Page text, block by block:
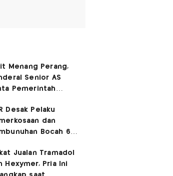
Menang Perang,
Senior AS
Pemerintah
Iran
Desak Pelaku
dan
Bocah 6
Seumur Hidup
Jualan Tramadol
Hexymer, Pria Ini